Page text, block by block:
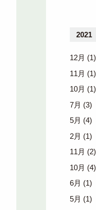
2021
12月 (1)
11月 (1)
10月 (1)
7月 (3)
5月 (4)
2月 (1)
11月 (2)
10月 (4)
6月 (1)
5月 (1)